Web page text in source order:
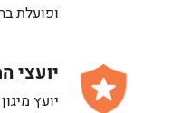
ופועלת
יועצי
יועץ